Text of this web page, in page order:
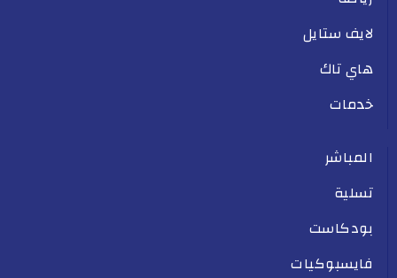
لايف ستايل
هاي تاك
خدمات
المباشر
تسلية
بودكاست
فايسبوكيات